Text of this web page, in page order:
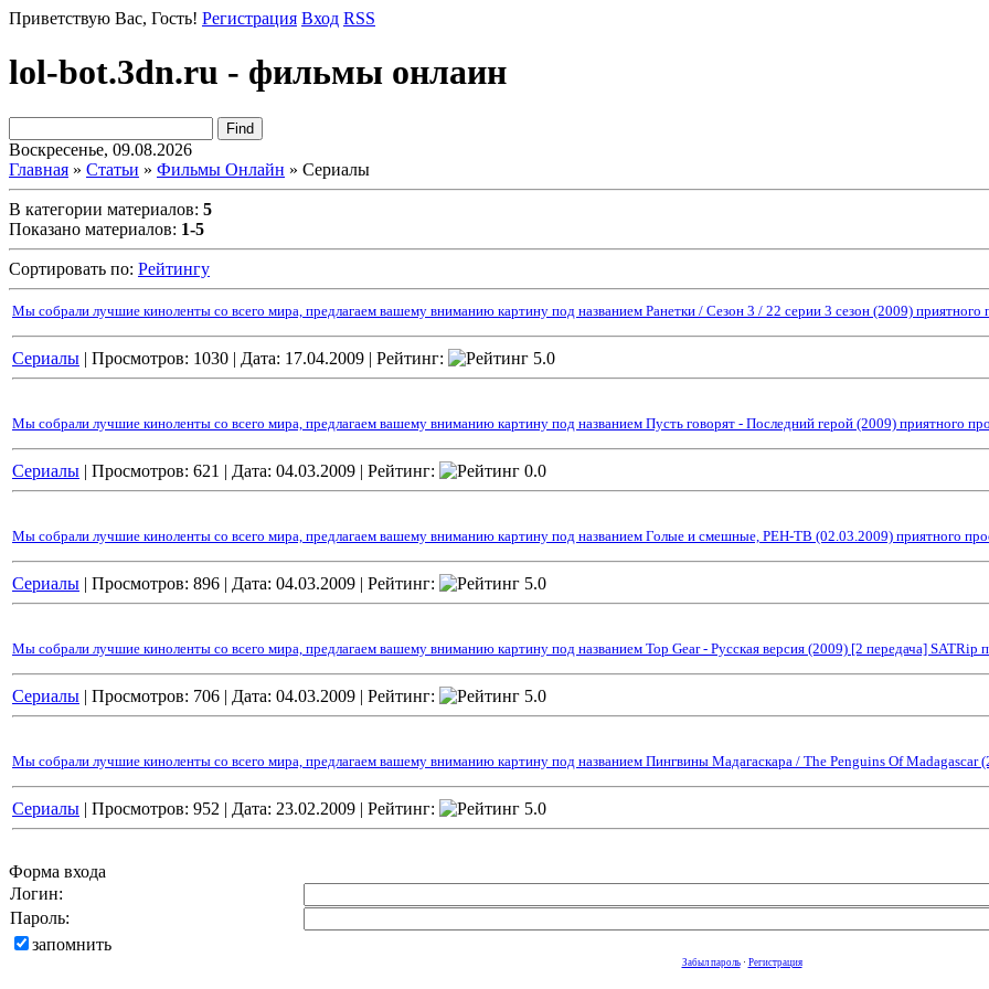
Приветствую Вас, Гость! Регистрация Вход RSS
lol-bot.3dn.ru - фильмы онлаин
Воскресенье, 09.08.2026
Главная » Статьи » Фильмы Онлайн » Сериалы
В категории материалов: 5
Показано материалов: 1-5
Сортировать по: Рейтингу
Мы собрали лучшие киноленты со всего мира, предлагаем вашему вниманию картину под названием Ранетки / Сезон 3 / 22 серии 3 сезон (2009) приятного
Сериалы | Просмотров: 1030 | Дата: 17.04.2009 | Рейтинг:
Мы собрали лучшие киноленты со всего мира, предлагаем вашему вниманию картину под названием Пусть говорят - Последний герой (2009) приятного
Сериалы | Просмотров: 621 | Дата: 04.03.2009 | Рейтинг:
Мы собрали лучшие киноленты со всего мира, предлагаем вашему вниманию картину под названием Голые и смешные, РЕН-ТВ (02.03.2009) приятного
Сериалы | Просмотров: 896 | Дата: 04.03.2009 | Рейтинг:
Мы собрали лучшие киноленты со всего мира, предлагаем вашему вниманию картину под названием Top Gear - Русская версия (2009) [2 передача] SATRip
Сериалы | Просмотров: 706 | Дата: 04.03.2009 | Рейтинг:
Мы собрали лучшие киноленты со всего мира, предлагаем вашему вниманию картину под названием Пингвины Мадагаскара / The Penguins Of
Сериалы | Просмотров: 952 | Дата: 23.02.2009 | Рейтинг:
Форма входа
Логин:
Пароль:
запомнить
Забыл пароль· Регистрация